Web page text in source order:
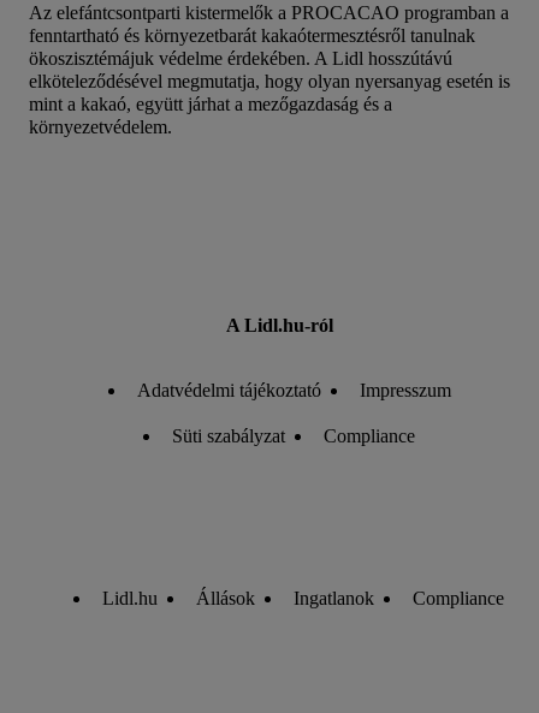
Az elefántcsontparti kistermelők a PROCACAO programban a
fenntartható és környezetbarát kakaótermesztésről tanulnak
ökoszisztémájuk védelme érdekében. A Lidl hosszútávú
elköteleződésével megmutatja, hogy olyan nyersanyag esetén is
mint a kakaó, együtt járhat a mezőgazdaság és a
környezetvédelem.
A Lidl.hu-ról
Adatvédelmi tájékoztató Impresszum
Süti szabályzat Compliance
Lidl.hu Állások Ingatlanok Compliance